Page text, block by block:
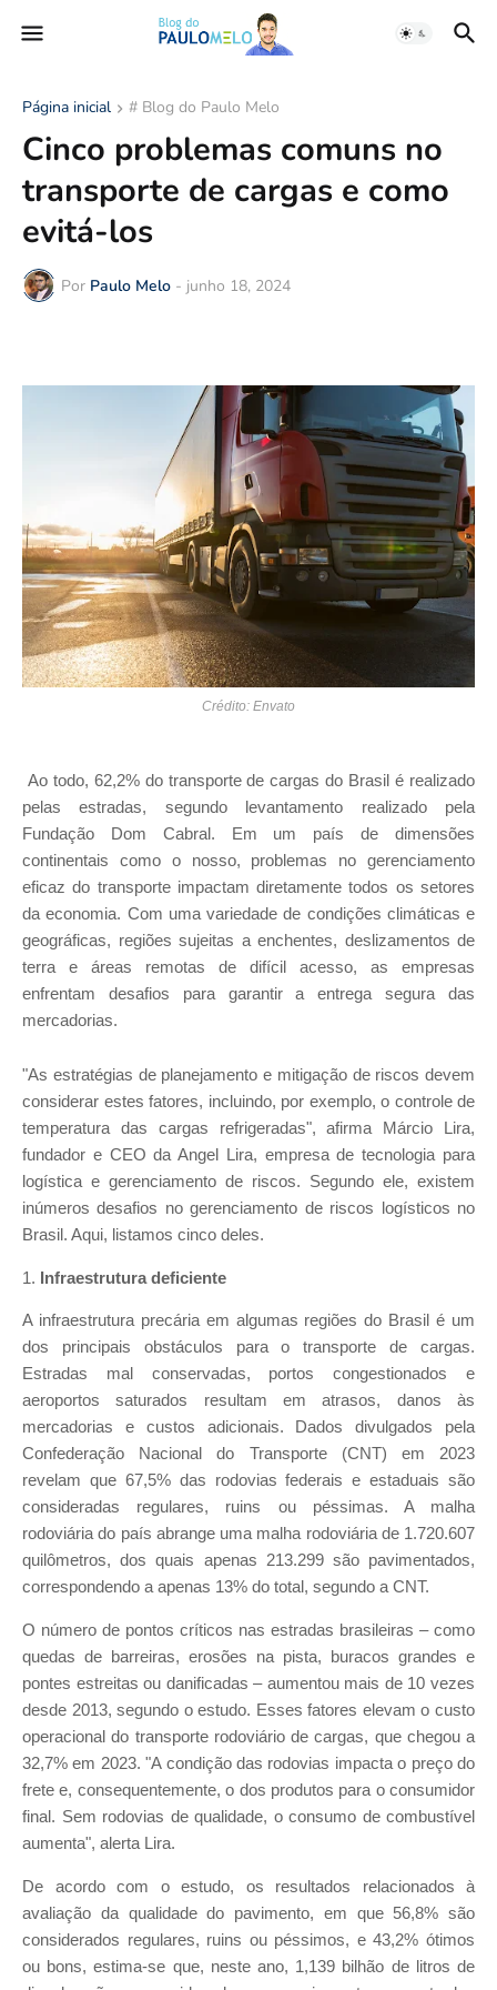
Página inicial # Blog do Paulo Melo
Cinco problemas comuns no
transporte de cargas e como
evitá-los
Por Paulo Melo - junho 18, 2024
Crédito: Envato
Ao todo, 62,2% do transporte de cargas do Brasil é realizado
pelas estradas, segundo levantamento realizado pela
Fundação Dom Cabral. Em um país de dimensões
continentais como o nosso, problemas no gerenciamento
eficaz do transporte impactam diretamente todos os setores
da economia. Com uma variedade de condições climáticas e
geográficas, regiões sujeitas a enchentes, deslizamentos de
terra e áreas remotas de difícil acesso, as empresas
enfrentam desafios para garantir a entrega segura das
mercadorias.
"As estratégias de planejamento e mitigação de riscos devem
considerar estes fatores, incluindo, por exemplo, o controle de
temperatura das cargas refrigeradas", afirma Márcio Lira,
fundador e CEO da Angel Lira, empresa de tecnologia para
logística e gerenciamento de riscos. Segundo ele, existem
inúmeros desafios no gerenciamento de riscos logísticos no
Brasil. Aqui, listamos cinco deles.
1. Infraestrutura deficiente
A infraestrutura precária em algumas regiões do Brasil é um
dos principais obstáculos para o transporte de cargas.
Estradas mal conservadas, portos congestionados e
aeroportos saturados resultam em atrasos, danos às
mercadorias e custos adicionais. Dados divulgados pela
Confederação Nacional do Transporte (CNT) em 2023
revelam que 67,5% das rodovias federais e estaduais são
consideradas regulares, ruins ou péssimas. A malha
rodoviária do país abrange uma malha rodoviária de 1.720.607
quilômetros, dos quais apenas 213.299 são pavimentados,
correspondendo a apenas 13% do total, segundo a CNT.
O número de pontos críticos nas estradas brasileiras – como
quedas de barreiras, erosões na pista, buracos grandes e
pontes estreitas ou danificadas – aumentou mais de 10 vezes
desde 2013, segundo o estudo. Esses fatores elevam o custo
operacional do transporte rodoviário de cargas, que chegou a
32,7% em 2023. "A condição das rodovias impacta o preço do
frete e, consequentemente, o dos produtos para o consumidor
final. Sem rodovias de qualidade, o consumo de combustível
aumenta", alerta Lira.
De acordo com o estudo, os resultados relacionados à
avaliação da qualidade do pavimento, em que 56,8% são
considerados regulares, ruins ou péssimos, e 43,2% ótimos
ou bons, estima-se que, neste ano, 1,139 bilhão de litros de